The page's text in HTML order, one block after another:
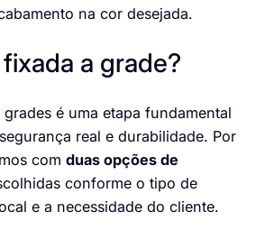
na cor desejada.
a grade?
é uma etapa fundamental
real e durabilidade. Por
com duas opções de
conforme o tipo de
e a necessidade do cliente.